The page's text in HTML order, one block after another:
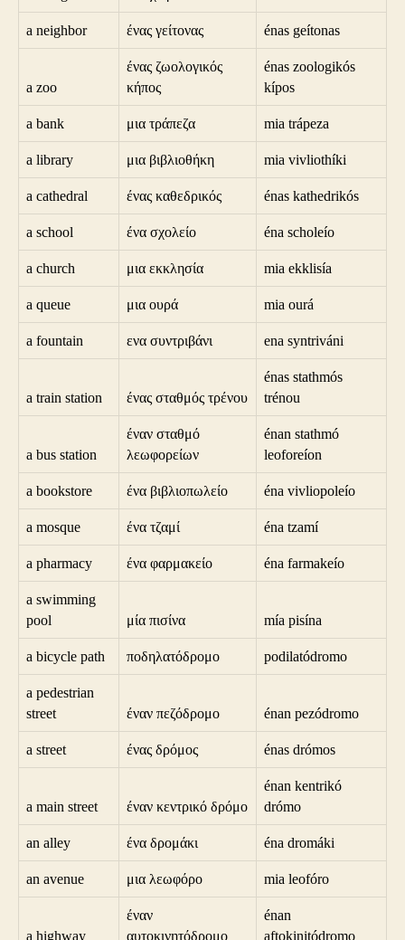
a neighbor ένας γείτονας énas geítonas
a zoo
ένας ζωολογικός
κήπος
énas zoologikós
kípos
a bank μια τράπεζα mia trápeza
a library μια βιβλιοθήκη mia vivliothíki
a cathedral ένας καθεδρικός énas kathedrikós
a school ένα σχολείο éna scholeío
a church μια εκκλησία mia ekklisía
a queue μια ουρά mia ourá
a fountain ενα συντριβάνι ena syntriváni
a train station ένας σταθμός τρένου
énas stathmós
trénou
a bus station
έναν σταθμό
λεωφορείων
énan stathmó
leoforeíon
a bookstore ένα βιβλιοπωλείο éna vivliopoleío
a mosque ένα τζαμί éna tzamí
a pharmacy ένα φαρμακείο éna farmakeío
a swimming
pool
μία πισίνα mía pisína
a bicycle path ποδηλατόδρομο podilatódromo
a pedestrian
street
έναν πεζόδρομο énan pezódromo
a street ένας δρόμος énas drómos
a main street έναν κεντρικό δρόμο
énan kentrikó
drómo
an alley ένα δρομάκι éna dromáki
an avenue μια λεωφόρο mia leofóro
a highway
έναν
αυτοκινητόδρομο
énan
aftokinitódromo